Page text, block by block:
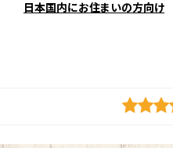
日本国内にお住まいの方向け